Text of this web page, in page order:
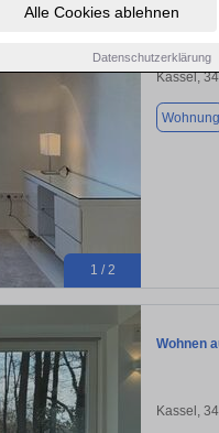
Alle Cookies ablehnen
Datenschutzerklärung
1 / 2
Wohnen
Kassel,
Wohnung
Wohnen
Kassel,